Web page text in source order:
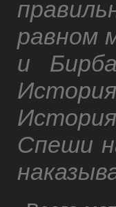
равном
и
Спеши